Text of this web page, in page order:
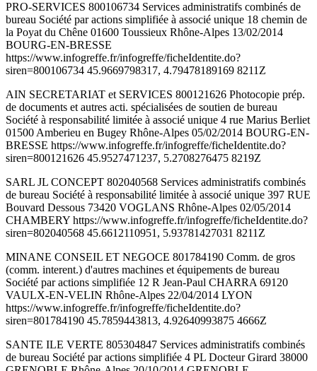
PRO-SERVICES 800106734 Services administratifs combinés de
bureau Société par actions simplifiée à associé unique 18 chemin de
la Poyat du Chêne 01600 Toussieux Rhône-Alpes 13/02/2014
BOURG-EN-BRESSE
https://www.infogreffe.fr/infogreffe/ficheIdentite.do?
siren=800106734 45.9669798317, 4.79478189169 8211Z
AIN SECRETARIAT et SERVICES 800121626 Photocopie prép.
de documents et autres acti. spécialisées de soutien de bureau
Société à responsabilité limitée à associé unique 4 rue Marius Berliet
01500 Amberieu en Bugey Rhône-Alpes 05/02/2014 BOURG-EN-
BRESSE https://www.infogreffe.fr/infogreffe/ficheIdentite.do?
siren=800121626 45.9527471237, 5.2708276475 8219Z
SARL JL CONCEPT 802040568 Services administratifs combinés
de bureau Société à responsabilité limitée à associé unique 397 RUE
Bouvard Dessous 73420 VOGLANS Rhône-Alpes 02/05/2014
CHAMBERY https://www.infogreffe.fr/infogreffe/ficheIdentite.do?
siren=802040568 45.6612110951, 5.93781427031 8211Z
MINANE CONSEIL ET NEGOCE 801784190 Comm. de gros
(comm. interent.) d'autres machines et équipements de bureau
Société par actions simplifiée 12 R Jean-Paul CHARRA 69120
VAULX-EN-VELIN Rhône-Alpes 22/04/2014 LYON
https://www.infogreffe.fr/infogreffe/ficheIdentite.do?
siren=801784190 45.7859443813, 4.92640993875 4666Z
SANTE ILE VERTE 805304847 Services administratifs combinés
de bureau Société par actions simplifiée 4 PL Docteur Girard 38000